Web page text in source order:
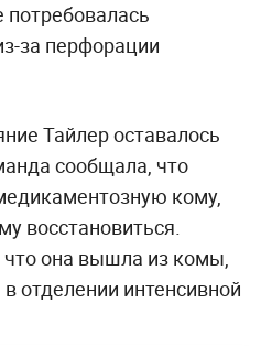
за перфорации
Тайлер оставалось
сообщала, что
кому,
восстановиться.
что она вышла из комы,
отделении интенсивной